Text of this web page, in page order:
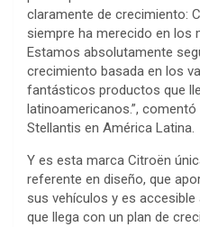
claramente de crecimiento:
siempre ha merecido en los
Estamos absolutamente
crecimiento basada en los
fantásticos productos que
latinoamericanos.”,
Stellantis en América Latina.
Y es esta marca Citroën
referente en diseño, que
sus vehículos y es
que llega con un plan de